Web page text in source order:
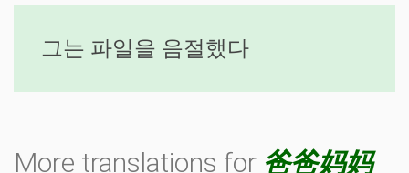
그는 파일을 음절했다
More translations for 爸爸妈妈